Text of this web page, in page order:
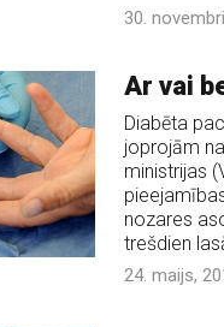
30.
Ar vai
Diabēta
joprojām
ministrijas
nozares
trešdien
24. maijs,